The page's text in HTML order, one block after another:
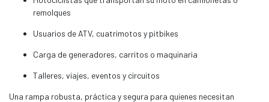
remolques
Usuarios de ATV, cuatrimotos y pitbikes
Carga de generadores, carritos o maquinaria
Talleres, viajes, eventos y circuitos
Una rampa robusta, práctica y segura para quienes necesitan